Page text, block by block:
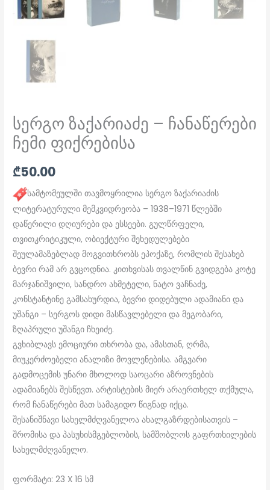
სერგო ზაქარიაძე – ჩანაწერები
ჩემი ფიქრებისა
₾50.00
სამტომეულში თავმოყრილია სერგო ზაქარიაძის
ლიტერატურული მემკვიდრეობა – 1938–1971 წლებში
დაწერილი დღიურები და ესსეები. გულწრფელი,
თვითკრიტიკული, ობიექტური შეხედულებები
შეულამაზებლად მოგვითხრობს ეპოქაზე, რომლის შესახებ
ბევრი რამ არ გვცოდნია. კითხვისას თვალწინ გვიდგება კოტე
მარჯანიშვილი, სანდრო ახმეტელი, ნატო ვაჩნაძე,
კონსტანტინე გამსახურდია, ბევრი დიდებული ადამიანი და
უშანგი – სერგოს დიდი მასწავლებელი და მეგობარი,
ზღაპრული უშანგი ჩხეიძე.
გვხიბლავს ემოციური თხრობა და, ამასთან, ღრმა,
მიუკერძოებელი ანალიზი მოვლენებისა. ამგვარი
გადმოცემის უნარი მხოლოდ საოცარი აზროვნების
ადამიანებს შესწევთ. არტისტების მიერ არაერთხელ თქმულა,
რომ ჩანაწერები მათ სამაგიდო წიგნად იქცა.
შესანიშნავი სახელმძღვანელოა ახალგაზრდებისათვის –
შრომისა და პასუხისმგებლობის, სამშობლოს გაფრთხილების
სახელმძღვანელო.
ფორმატი: 23 X 16 სმ